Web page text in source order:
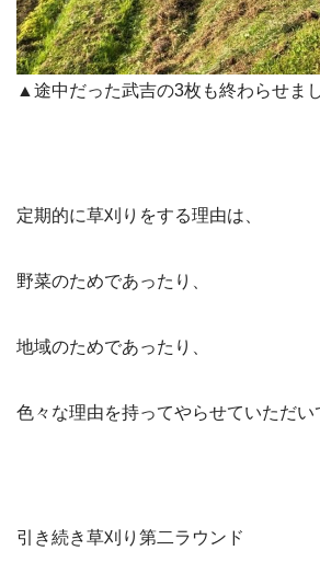
▲途中だった武吉の3枚も終わらせま
定期的に草刈りをする理由は、
野菜のためであったり、
地域のためであったり、
色々な理由を持ってやらせていただい
引き続き草刈り第二ラウンド